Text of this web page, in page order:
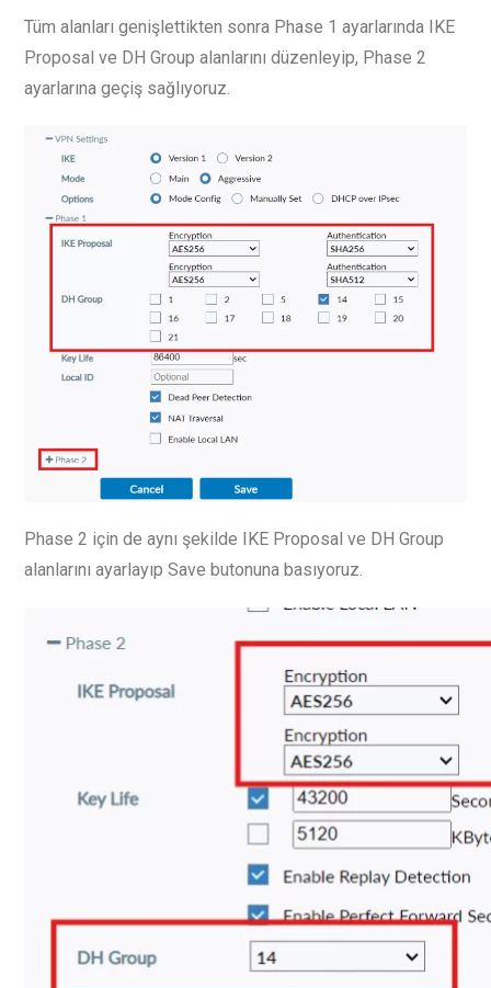
Tüm alanları genişlettikten sonra Phase 1 ayarlarında IKE
Proposal ve DH Group alanlarını düzenleyip, Phase 2
ayarlarına geçiş sağlıyoruz.
Phase 2 için de aynı şekilde IKE Proposal ve DH Group
alanlarını ayarlayıp Save butonuna basıyoruz.